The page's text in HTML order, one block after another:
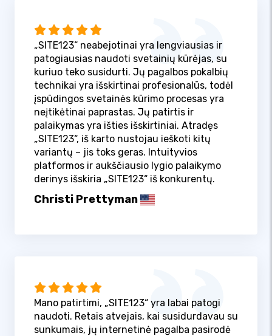
„SITE123“ neabejotinai yra lengviausias ir
patogiausias naudoti svetainių kūrėjas, su
kuriuo teko susidurti. Jų pagalbos pokalbių
technikai yra išskirtinai profesionalūs, todėl
įspūdingos svetainės kūrimo procesas yra
neįtikėtinai paprastas. Jų patirtis ir
palaikymas yra išties išskirtiniai. Atradęs
„SITE123“, iš karto nustojau ieškoti kitų
variantų – jis toks geras. Intuityvios
platformos ir aukščiausio lygio palaikymo
derinys išskiria „SITE123“ iš konkurentų.
Christi Prettyman
Mano patirtimi, „SITE123“ yra labai patogi
naudoti. Retais atvejais, kai susidurdavau su
sunkumais, jų internetinė pagalba pasirodė